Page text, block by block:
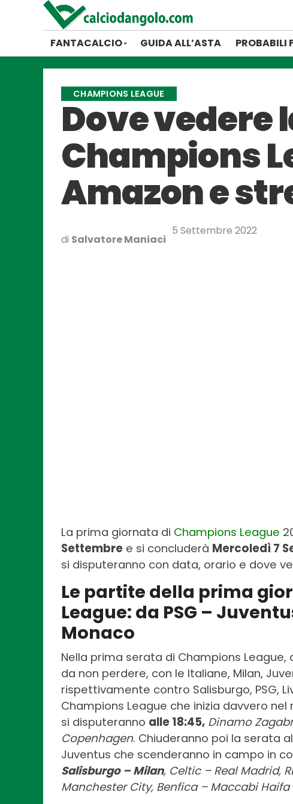
FANTACALCIO GUIDA ALL’ASTA PROBABILI
CHAMPIONS LEAGUE
Dove vedere
Champions
Amazon e
di Salvatore Maniaci
5 Settembre 2022
La prima giornata di Champions League
Settembre e si concluderà Mercoledì 7
si disputeranno con data, orario e dove
Le partite della prima
League: da PSG –
Monaco
Nella prima serata di Champions League,
da non perdere, con le Italiane, Milan,
rispettivamente contro Salisburgo, PSG,
Champions League che inizia davvero
si disputeranno alle 18:45, Dinamo
Copenhagen. Chiuderanno poi la serata
Juventus che scenderanno in campo in
Salisburgo – Milan, Celtic – Real Madrid,
Manchester City, Benfica – Maccabi Haifa